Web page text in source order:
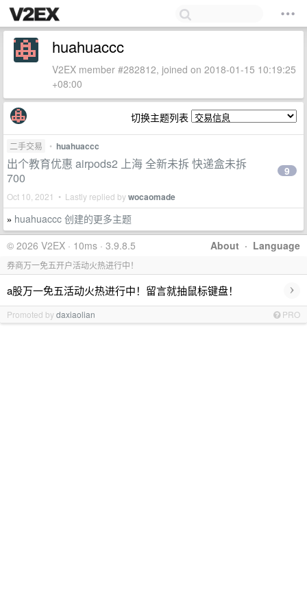
huahuaccc
V2EX member #282812, joined on 2018-01-15 10:19:25
+08:00
切换主题列表
二手交易 • huahuaccc
出个教育优惠 airpods2 上海 全新未拆 快递盒未拆
700
Oct 10, 2021 • Lastly replied bywocaomade
9
» huahuaccc 创建的更多主题
About · Language
© 2026 V2EX · 10ms · 3.9.8.5
券商万一免五开户活动火热进行中！
a股万一免五活动火热进行中！留言就抽鼠标键盘！ ›
Promoted bydaxiaolian PRO